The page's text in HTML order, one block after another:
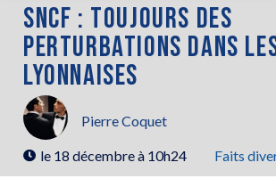
SNCF : TOUJOURS DES
PERTURBATIONS DANS
LYONNAISES
Pierre Coquet
le 18 décembre à 10h24 Faits